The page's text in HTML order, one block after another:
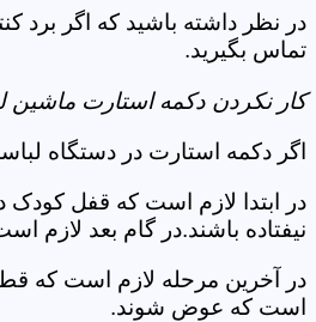
در نظر داشته باشید که اگر
تماس بگیرید.
کار نکردن دکمه استارت ماشین
اگر دکمه استارت در دستگاه
در ابتدا لازم است که قفل کودک
نیفتاده باشند.در گام بعد
در آخرین مرحله لازم است که
است که عوض شوند.